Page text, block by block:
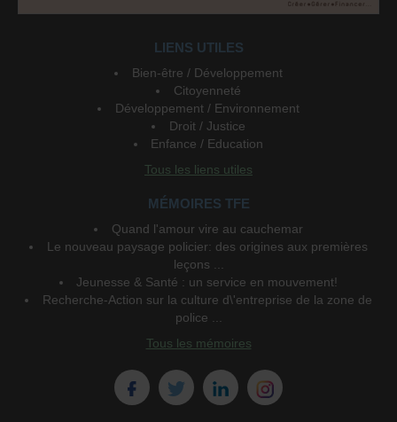
LIENS UTILES
Bien-être / Développement
Citoyenneté
Développement / Environnement
Droit / Justice
Enfance / Education
Tous les liens utiles
MÉMOIRES TFE
Quand l'amour vire au cauchemar
Le nouveau paysage policier: des origines aux premières
leçons ...
Jeunesse & Santé : un service en mouvement!
Recherche-Action sur la culture d\'entreprise de la zone de
police ...
Tous les mémoires